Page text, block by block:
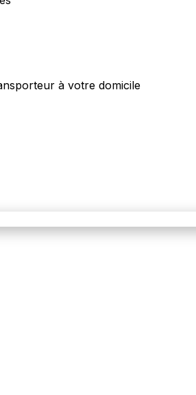
à votre domicile